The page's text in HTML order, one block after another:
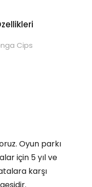
Cips
Oyun parkı
için 5 yıl ve
karşı